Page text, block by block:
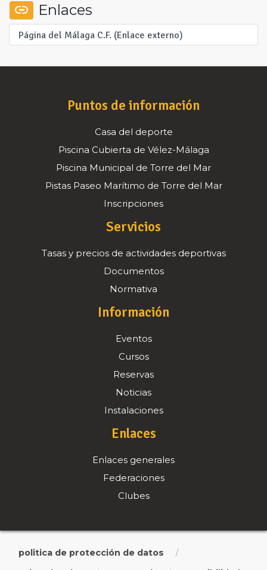
Enlaces
Página del Málaga C.F. (Enlace externo)
Puntos de información
Casa del deporte
Piscina Cubierta de Vélez-Málaga
Piscina Municipal de Torre del Mar
Pistas Paseo Marítimo de Torre del Mar
Inscripciones
Servicios
Tasas y precios de actividades deportivas
Documentos
Normativa
Información
Eventos
Cursos
Reservas
Noticias
Instalaciones
Enlaces
Enlaces generales
Federaciones
Clubes
politica de protección de datos /